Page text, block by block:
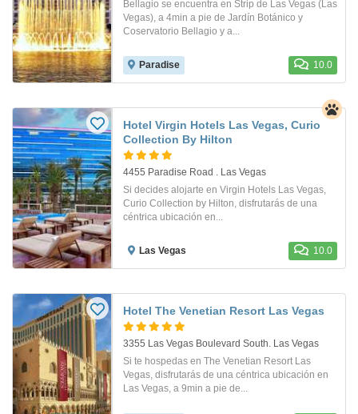
Bellagio se encuentra en Strip de Las Vegas (Las
Vegas), a 4min a pie de Jardín Botánico y
Coservatorio Bellagio y a...
Paradise 10.0
Hotel Virgin Hotels Las Vegas, Curio
Collection By Hilton
4455 Paradise Road . Las Vegas
Si decides alojarte en Virgin Hotels Las Vegas,
Curio Collection by Hilton, disfrutarás de una
céntrica ubicación en...
Las Vegas 10.0
Hotel The Venetian Resort Las Vegas
3355 Las Vegas Boulevard South. Las Vegas
Si te hospedas en The Venetian Resort Las
Vegas, disfrutarás de una céntrica ubicación en
Las Vegas, a 9min a pie de...